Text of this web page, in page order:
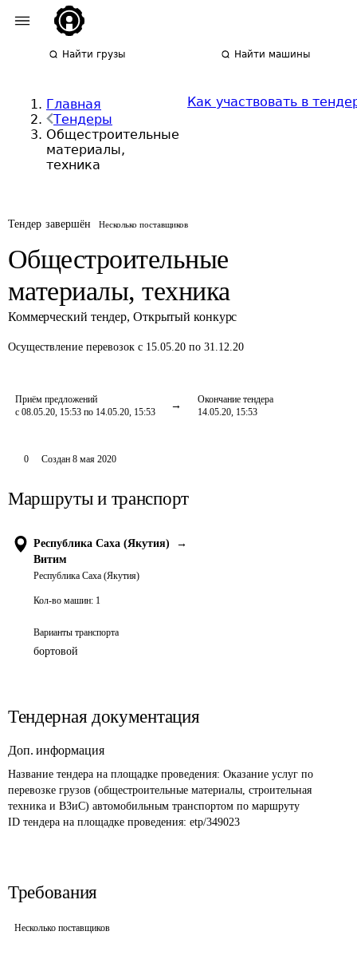
Найти грузы Найти машины
Главная
Тендеры
Общестроительные
материалы,
техника
Как участвовать в
Тендер завершён Несколько поставщиков
Общестроительные
материалы, техника
Коммерческий тендер, Открытый конкурс
Осуществление перевозок с 15.05.20 по 31.12.20
Приём предложений
с 08.05.20, 15:53 по 14.05.20, 15:53
Окончание тендера
14.05.20, 15:53
0 Создан 8 мая 2020
Маршруты и транспорт
Республика Саха (Якутия)
→
Витим
Республика Саха (Якутия)
Кол-во машин: 1
Варианты транспорта
бортовой
Тендерная документация
Доп. информация
Название тендера на площадке проведения: Оказание услуг по
перевозке грузов (общестроительные материалы, строительная
техника и ВЗиС) автомобильным транспортом по маршруту
ID тендера на площадке проведения: etp/349023
Требования
Несколько поставщиков